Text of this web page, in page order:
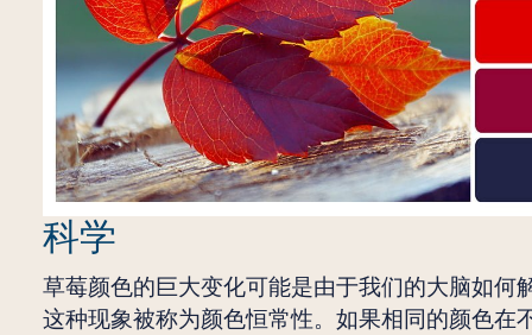
科学
草莓颜色的巨大变化可能是由于我们的大脑如何
这种现象被称为颜色恒常性。如果相同的颜色在